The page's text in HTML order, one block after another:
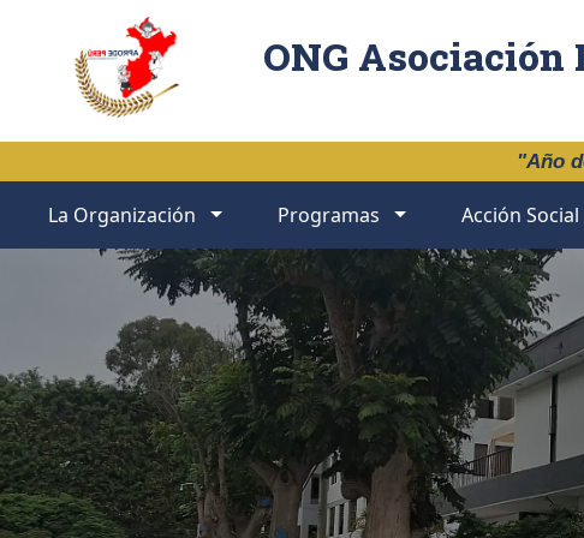
ONG
"Año
La Organización Programas Acción Social